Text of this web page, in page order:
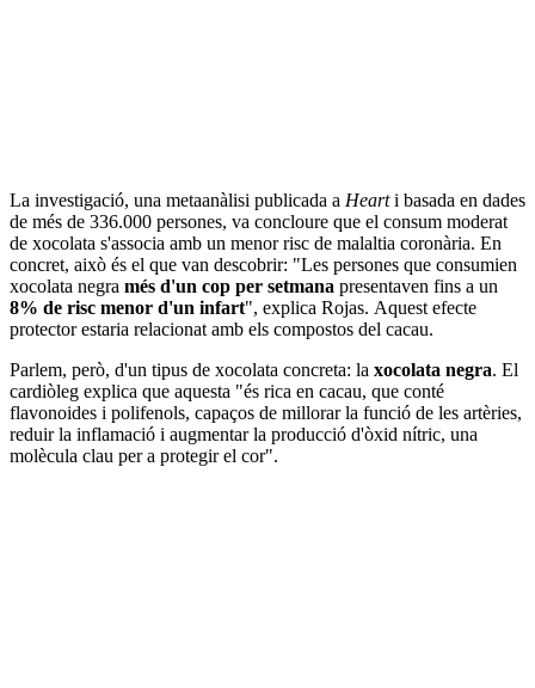
La investigació, una metaanàlisi publicada a Hearti basada en dades
de més de 336.000 persones, va concloure que el consum moderat
de xocolata s'associa amb un menor risc de malaltia coronària. En
concret, això és el que van descobrir: "Les persones que consumien
xocolata negra més d'un cop per setmana presentaven fins a un
8% de risc menor d'un infart", explica Rojas. Aquest efecte
protector estaria relacionat amb els compostos del cacau.
Parlem, però, d'un tipus de xocolata concreta: la xocolata negra. El
cardiòleg explica que aquesta "és rica en cacau, que conté
flavonoides i polifenols, capaços de millorar la funció de les artèries,
reduir la inflamació i augmentar la producció d'òxid nítric, una
molècula clau per a protegir el cor".